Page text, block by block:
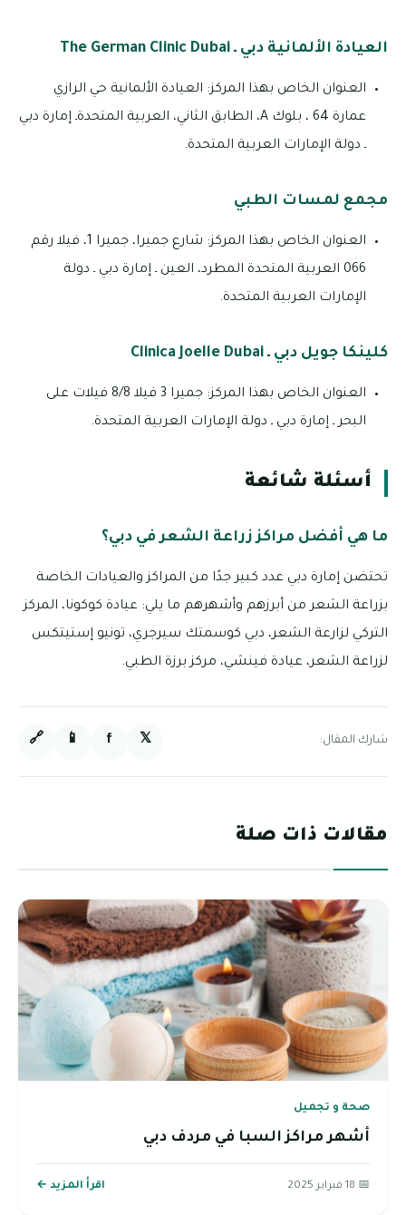
العيادة الألمانية دبي ـ The German Clinic Dubai
العنوان الخاص بهذا المركز: العيادة الألمانية حي الرازي
عمارة 64 ، بلوك A، الطابق الثاني، العربية المتحدةـ إمارة دبي
ـ دولة الإمارات العربية المتحدة.
مجمع لمسات الطبي
العنوان الخاص بهذا المركز: شارع جميرا، جميرا 1، فيلا رقم
066 العربية المتحدة المطرد، العين ـ إمارة دبي ـ دولة
الإمارات العربية المتحدة.
كلينكا جويل دبي ـ Clinica Joelle Dubai
العنوان الخاص بهذا المركز: جميرا 3 فيلا 8/8 فيلات على
البحر ـ إمارة دبي ـ دولة الإمارات العربية المتحدة.
أسئلة شائعة
ما هي أفضل مراكز زراعة الشعر في دبي؟
تحتضن إمارة دبي عدد كبير جدًا من المراكز والعيادات الخاصة
بزراعة الشعر من أبرزهم وأشهرهم ما يلي: عيادة كوكونا، المركز
التركي لزارعة الشعر، دبي كوسمتك سيرجري، تونيو إستيتكس
لزراعة الشعر، عيادة فينشي، مركز برزة الطبي.
شارك المقال: 𝕏
f
📱
🔗
مقالات ذات صلة
صحة و تجميل
أشهر مراكز السبا في مردف دبي
📅 18 فبراير 2025 اقرأ المزيد ←